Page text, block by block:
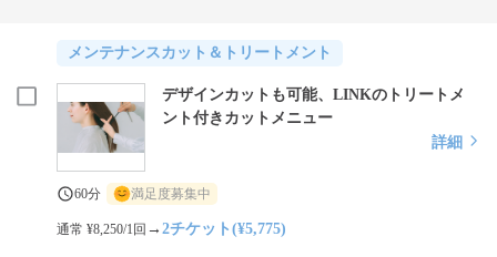
メンテナンスカット＆トリートメント
デザインカットも可能、LINKのトリートメ
ント付きカットメニュー
詳細
60分 満足度募集中
通常 ¥8,250/1回 →2チケット(¥5,775)